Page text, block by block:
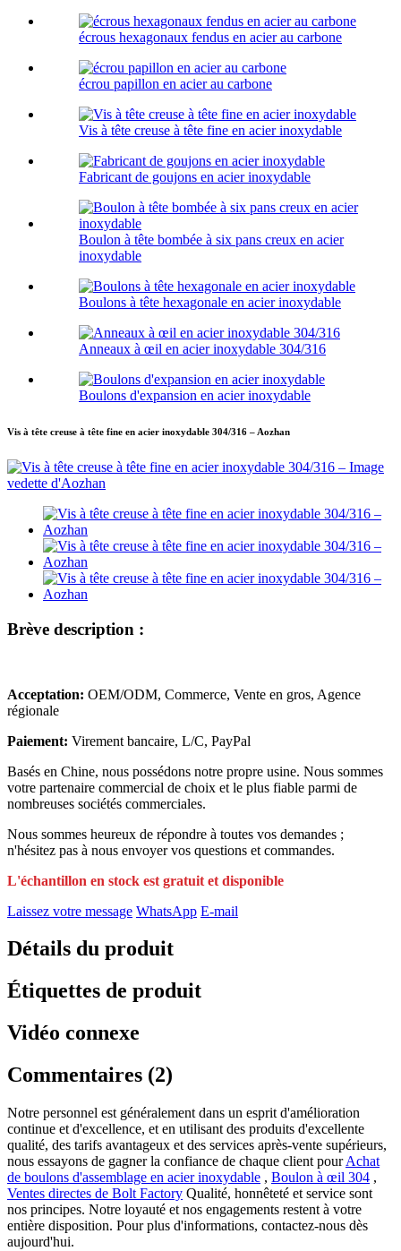
écrous hexagonaux fendus en acier au carbone
écrou papillon en acier au carbone
Vis à tête creuse à tête fine en acier inoxydable
Fabricant de goujons en acier inoxydable
Boulon à tête bombée à six pans creux en acier
inoxydable
Boulons à tête hexagonale en acier inoxydable
Anneaux à œil en acier inoxydable 304/316
Boulons d'expansion en acier inoxydable
Vis à tête creuse à tête fine en acier inoxydable 304/316 – Aozhan
Brève description :
Acceptation: OEM/ODM, Commerce, Vente en gros, Agence
régionale
Paiement: Virement bancaire, L/C, PayPal
Basés en Chine, nous possédons notre propre usine. Nous sommes
votre partenaire commercial de choix et le plus fiable parmi de
nombreuses sociétés commerciales.
Nous sommes heureux de répondre à toutes vos demandes ;
n'hésitez pas à nous envoyer vos questions et commandes.
L'échantillon en stock est gratuit et disponible
Laissez votre message WhatsApp E-mail
Détails du produit
Étiquettes de produit
Vidéo connexe
Commentaires (2)
Notre personnel est généralement dans un esprit d'amélioration
continue et d'excellence, et en utilisant des produits d'excellente
qualité, des tarifs avantageux et des services après-vente supérieurs,
nous essayons de gagner la confiance de chaque client pourAchat
de boulons d'assemblage en acier inoxydable , Boulon à œil 304 ,
Ventes directes de Bolt Factory Qualité, honnêteté et service sont
nos principes. Notre loyauté et nos engagements restent à votre
entière disposition. Pour plus d'informations, contactez-nous dès
aujourd'hui.